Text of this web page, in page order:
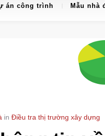
án công trình Mẫu nhà
in Điều tra thị trường xây dựng